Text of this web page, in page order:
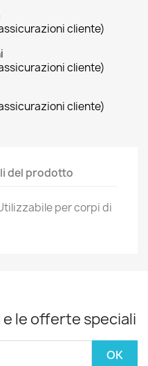
cliente)
cliente)
cliente)
del prodotto
per corpi di
le offerte speciali